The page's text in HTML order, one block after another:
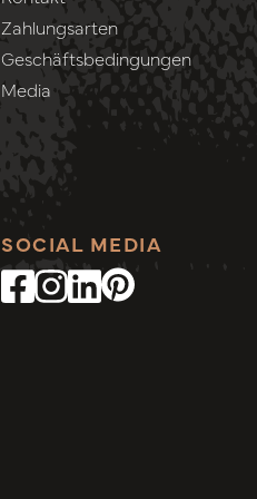
Zahlungsarten
Geschäftsbedingungen
Media
SOCIAL MEDIA